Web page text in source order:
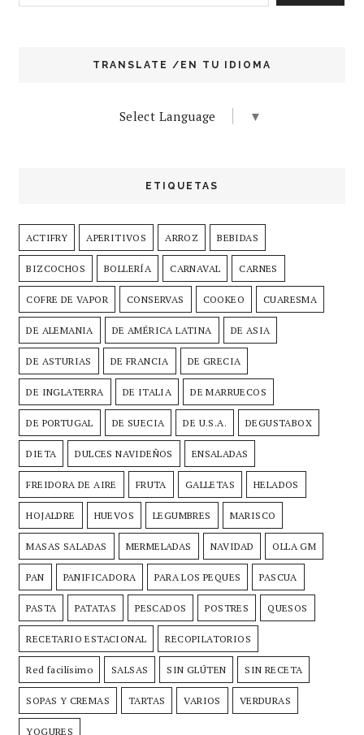
TRANSLATE /EN TU IDIOMA
Select Language ▼
ETIQUETAS
ACTIFRY APERITIVOS ARROZ BEBIDAS
BIZCOCHOS BOLLERÍA CARNAVAL CARNES
COFRE DE VAPOR CONSERVAS COOKEO CUARESMA
DE ALEMANIA DE AMÉRICA LATINA DE ASIA
DE ASTURIAS DE FRANCIA DE GRECIA
DE INGLATERRA DE ITALIA DE MARRUECOS
DE PORTUGAL DE SUECIA DE U.S.A. DEGUSTABOX
DIETA DULCES NAVIDEÑOS ENSALADAS
FREIDORA DE AIRE FRUTA GALLETAS HELADOS
HOJALDRE HUEVOS LEGUMBRES MARISCO
MASAS SALADAS MERMELADAS NAVIDAD OLLA GM
PAN PANIFICADORA PARA LOS PEQUES PASCUA
PASTA PATATAS PESCADOS POSTRES QUESOS
RECETARIO ESTACIONAL RECOPILATORIOS
Red facilísimo SALSAS SIN GLÚTEN SIN RECETA
SOPAS Y CREMAS TARTAS VARIOS VERDURAS
YOGURES